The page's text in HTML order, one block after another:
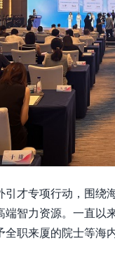
引才专项行动，围
端智力资源。一直
全职来厦的院士等